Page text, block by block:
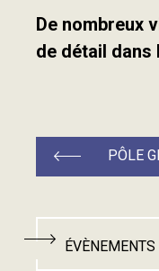
De nombreux
de détail
PÔLE
ÉVÈNEMENTS